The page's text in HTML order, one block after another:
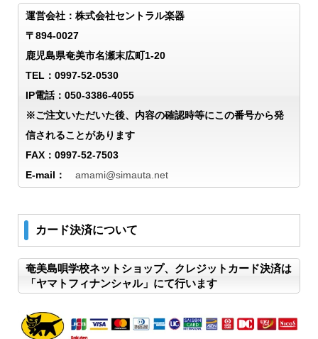
運営会社：株式会社セントラル楽器
〒894-0027
鹿児島県奄美市名瀬末広町1-20
TEL：0997-52-0530
IP電話：050-3386-4055
※ご注文いただいた後、内容の確認時等にこの番号から発
信されることがあります
FAX：0997-52-7503
E-mail： amami@simauta.net
カード決済について
奄美島唄学校ネットショップ、クレジットカード決済は
「ヤマトフィナンシャル」にて行います